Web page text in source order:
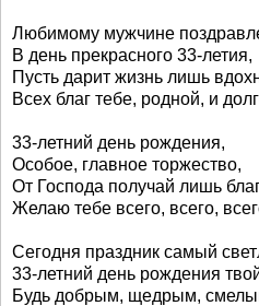
Любимому мужчине
В день прекрасного 33-летия,
Пусть дарит жизнь лишь
Всех благ тебе, родной, и
33-летний день рождения,
Особое, главное торжество,
От Господа получай лишь
Желаю тебе всего, всего,
Сегодня праздник самый
33-летний день рождения
Будь добрым, щедрым,